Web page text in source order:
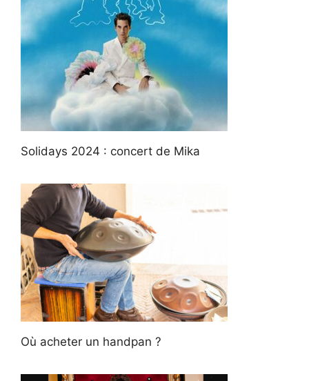
Solidays 2024 : concert de Mika
Où acheter un handpan ?